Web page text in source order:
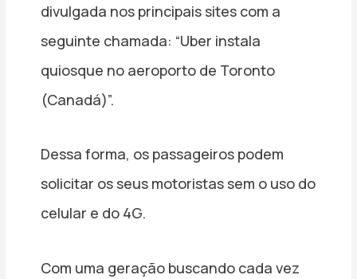
divulgada nos principais sites com a
seguinte chamada: “Uber instala
quiosque no aeroporto de Toronto
(Canadá)”.
Dessa forma, os passageiros podem
solicitar os seus motoristas sem o uso do
celular e do 4G.
Com uma geração buscando cada vez